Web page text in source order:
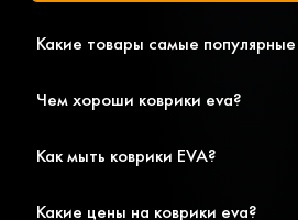
Какие товары самые
Чем хороши коврики eva?
Как мыть коврики EVA?
Какие цены на коврики eva?